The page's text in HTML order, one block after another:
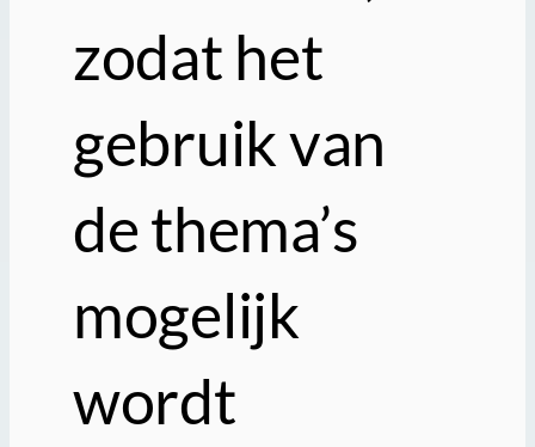
zodat het
gebruik van
de thema’s
mogelijk
wordt